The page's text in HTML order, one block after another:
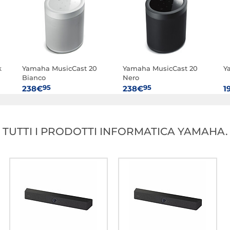
Yamaha MusicCast 20
Bianco
238€95
Yamaha MusicCast 20
Nero
238€95
Yamaha R-N1000A Nero
Yamaha SR-X50A
Surround Nero
TUTTI I PRODOTTI INFORMATICA YAMAHA.